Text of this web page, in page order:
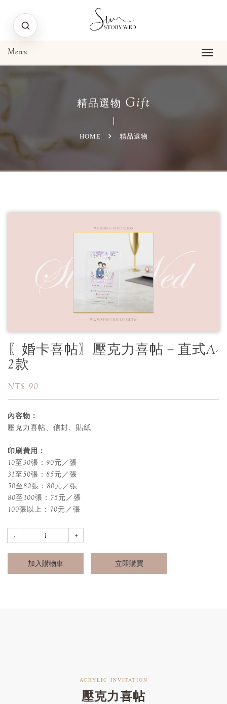
精品選物 Gift
HOME 精品選物
〖婚卡喜帖〗壓克力喜帖－直式A-
2款
NT$ 90
內容物：
壓克力喜帖、信封、貼紙
印刷費用：
10至30張：90元／張
31至50張：85元／張
50至80張：80元／張
80至100張：75元／張
100張以上：70元／張
加入購物車 立即購買
ACRYLIC INVITATION
壓克力喜帖